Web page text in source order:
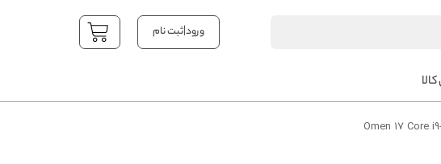
ورود|ثبت نام
YOUR CART